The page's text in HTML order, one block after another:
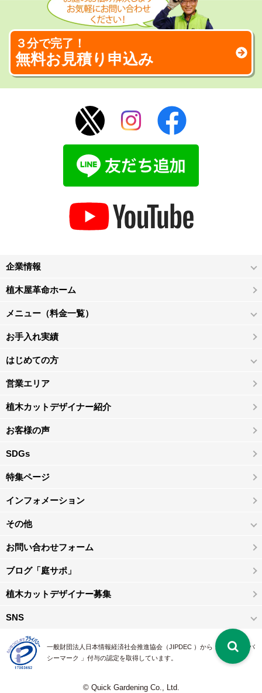
３分で完了！
無料お見積り申込み
企業情報
植木屋革命ホーム
メニュー（料金一覧）
お手入れ実績
はじめての方
営業エリア
植木カットデザイナー紹介
お客様の声
SDGs
特集ページ
インフォメーション
その他
お問い合わせフォーム
ブログ「庭サポ」
植木カットデザイナー募集
SNS
一般財団法人日本情報経済社会推進協会（JIPDEC ）から 、「 プライバ
シーマーク 」付与の認定を取得しています。
© Quick Gardening Co., Ltd.